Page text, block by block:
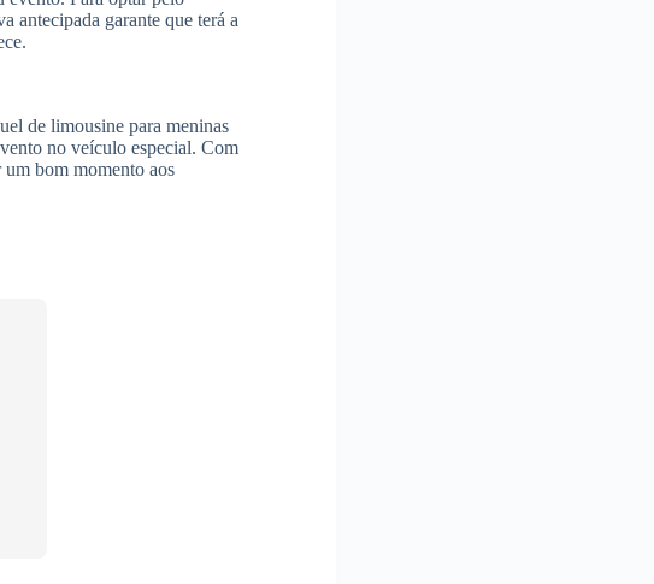
antecipada garante que terá a
de limousine para meninas
no veículo especial. Com
bom momento aos